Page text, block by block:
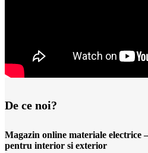
De ce noi?
Magazin online materiale electrice
pentru interior si exterior